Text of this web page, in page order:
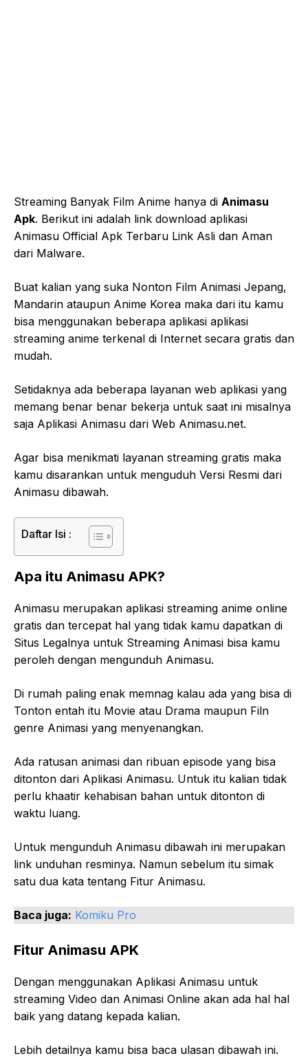
Streaming Banyak Film Anime hanya di Animasu
Apk. Berikut ini adalah link download aplikasi
Animasu Official Apk Terbaru Link Asli dan Aman
dari Malware.
Buat kalian yang suka Nonton Film Animasi Jepang,
Mandarin ataupun Anime Korea maka dari itu kamu
bisa menggunakan beberapa aplikasi aplikasi
streaming anime terkenal di Internet secara gratis dan
mudah.
Setidaknya ada beberapa layanan web aplikasi yang
memang benar benar bekerja untuk saat ini misalnya
saja Aplikasi Animasu dari Web Animasu.net.
Agar bisa menikmati layanan streaming gratis maka
kamu disarankan untuk menguduh Versi Resmi dari
Animasu dibawah.
Daftar Isi :
Apa itu Animasu APK?
Animasu merupakan aplikasi streaming anime online
gratis dan tercepat hal yang tidak kamu dapatkan di
Situs Legalnya untuk Streaming Animasi bisa kamu
peroleh dengan mengunduh Animasu.
Di rumah paling enak memnag kalau ada yang bisa di
Tonton entah itu Movie atau Drama maupun Filn
genre Animasi yang menyenangkan.
Ada ratusan animasi dan ribuan episode yang bisa
ditonton dari Aplikasi Animasu. Untuk itu kalian tidak
perlu khaatir kehabisan bahan untuk ditonton di
waktu luang.
Untuk mengunduh Animasu dibawah ini merupakan
link unduhan resminya. Namun sebelum itu simak
satu dua kata tentang Fitur Animasu.
Baca juga: Komiku Pro
Fitur Animasu APK
Dengan menggunakan Aplikasi Animasu untuk
streaming Video dan Animasi Online akan ada hal hal
baik yang datang kepada kalian.
Lebih detailnya kamu bisa baca ulasan dibawah ini.